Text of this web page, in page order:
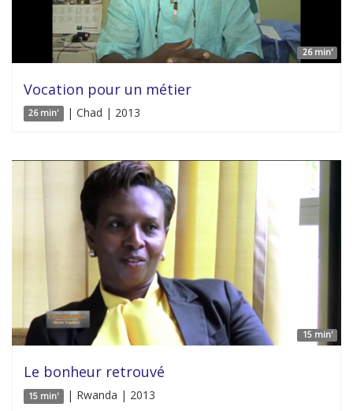
26 min'
Vocation pour un métier
26 min' | Chad | 2013
15 min'
Le bonheur retrouvé
15 min' | Rwanda | 2013